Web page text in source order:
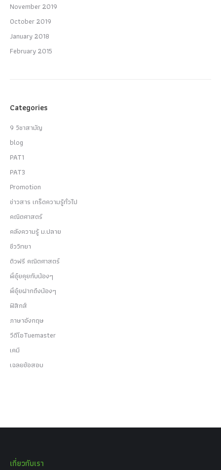
November 2019
October 2019
January 2018
February 2015
Categories
9 วิชาสามัญ
blog
PAT1
PAT3
Promotion
ข่าวสาร เกร็ดความรู้ทั่วไป
คณิตศาสตร์
คลังความรู้ ม.ปลาย
ชีววิทยา
ติวฟรี คณิตศาสตร์
พี่อุ๋ยคุยกับน้องๆ
พี่อุ๋ยฝากถึงน้องๆ
ฟิสิกส์
ภาษาอังกฤษ
วีดีโอTuemaster
เคมี
เฉลยข้อสอบ
เกี่ยวกับเรา